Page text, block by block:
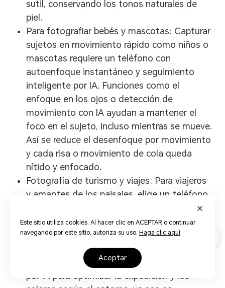
sutil, conservando los tonos naturales de
piel.
Para fotografiar bebés y mascotas: Capturar
sujetos en movimiento rápido como niños o
mascotas requiere un teléfono con
autoenfoque instantáneo y seguimiento
inteligente por IA. Funciones como el
enfoque en los ojos o detección de
movimiento con IA ayudan a mantener el
foco en el sujeto, incluso mientras se mueve.
Así se reduce el desenfoque por movimiento
y cada risa o movimiento de cola queda
nítido y enfocado.
Fotografía de turismo y viajes: Para viajeros
y amantes de los paisajes, elige un teléfono
monumentos lejanos con claridad y lentes
ultra gran angular para capturar escenas
panorámicas sin distorsión. Además, busca
teléfonos con reconocimiento de escenas
por IA para optimizar la exposición y los
Este sitio utiliza cookies. Al hacer clic en ACEPTAR o continuar
navegando por este sitio, autoriza su uso. Haga clic aquí.
aceptar